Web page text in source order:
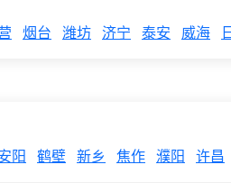
烟台 潍坊 济宁 泰安 威海
阳 鹤壁 新乡 焦作 濮阳 许昌